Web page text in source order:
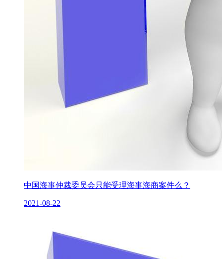
中国海事仲裁委员会只能受理海事海商案件么？
2021-08-22